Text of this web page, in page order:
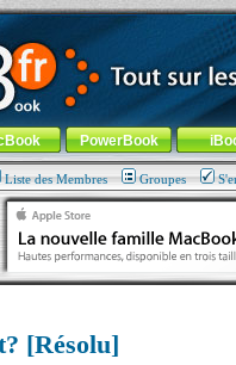
!
général-Aller au menu de
PowerBook
Liste des Membres Groupes
[Résolu]